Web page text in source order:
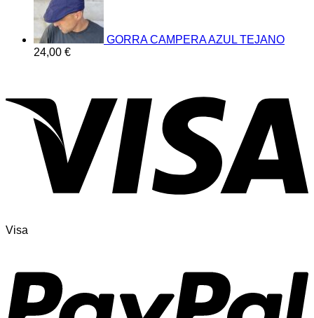
GORRA CAMPERA AZUL TEJANO
24,00 €
Visa